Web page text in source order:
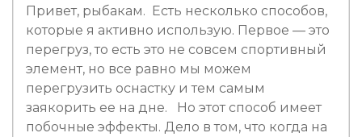
Привет, рыбакам. Есть несколько способов,
которые я активно использую. Первое — это
перегруз, то есть это не совсем спортивный
элемент, но все равно мы можем
перегрузить оснастку и тем самым
заякорить ее на дне. Но этот способ имеет
побочные эффекты. Дело в том, что когда на